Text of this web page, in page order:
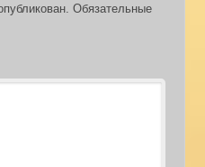
Обязательные